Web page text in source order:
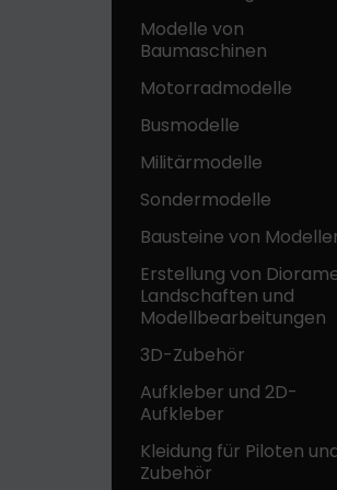
Modelle von
Baumaschinen
Motorradmodelle
Busmodelle
Militärmodelle
Sondermodelle
Bausteine ​​von
Erstellung von
Landschaften und
Modellbearbeitungen
3D-Zubehör
Aufkleber und 2D-
Aufkleber
Kleidung für Piloten
Zubehör